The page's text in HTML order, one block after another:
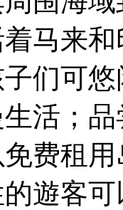
马来
们可
活；
费租
遊客